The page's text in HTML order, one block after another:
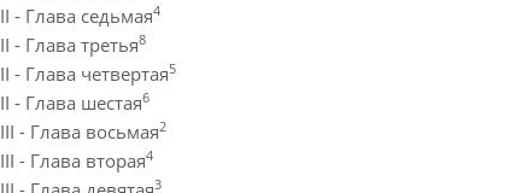
II - Глава седьмая4
II - Глава третья8
II - Глава четвертая5
II - Глава шестая6
III - Глава восьмая2
III - Глава вторая4
3